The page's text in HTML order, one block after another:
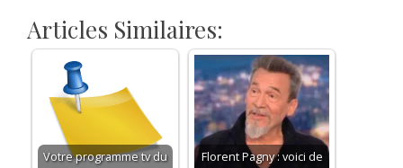
Articles Similaires:
Votre programme tv du
Florent Pagny : voici de